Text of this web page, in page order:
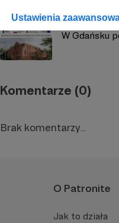
Ustawienia
W Gdańsku
Komentarze (0)
Brak komentarzy...
O Patronite
Jak to działa